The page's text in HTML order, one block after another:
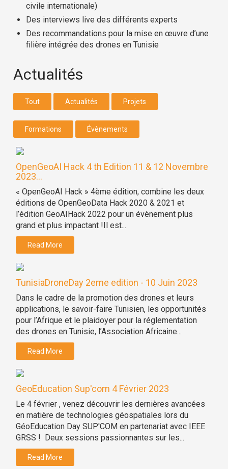
civile internationale)
Des interviews live des différents experts
Des recommandations pour la mise en œuvre d’une
filière intégrée des drones en Tunisie
Actualités
Tout Actualités Projets
Formations Évènements
OpenGeoAI Hack 4 th Edition 11 & 12 Novembre
2023...
« OpenGeoAI Hack » 4ème édition, combine les deux
éditions de OpenGeoData Hack 2020 & 2021 et
l’édition GeoAIHack 2022 pour un évènement plus
grand et plus impactant !Il est...
Read More
TunisiaDroneDay 2eme edition - 10 Juin 2023
Dans le cadre de la promotion des drones et leurs
applications, le savoir-faire Tunisien, les opportunités
pour l’Afrique et le plaidoyer pour la réglementation
des drones en Tunisie, l’Association Africaine...
Read More
GeoEducation Sup'com 4 Février 2023
Le 4 février , venez découvrir les dernières avancées
en matière de technologies géospatiales lors du
GéoEducation Day SUP'COM en partenariat avec IEEE
GRSS ! Deux sessions passionnantes sur les...
Read More